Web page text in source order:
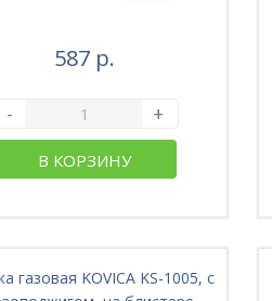
587 р.
- +
В КОРЗИНУ
газовая KOVICA KS-1005, с